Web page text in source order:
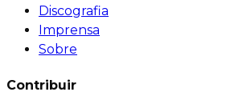
Discografia
Imprensa
Sobre
Contribuir